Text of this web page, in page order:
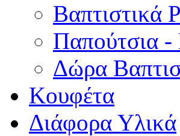
Βαπτιστικά
Παπούτσια -
Δώρα
Κουφέτα
Διάφορα Υλικά